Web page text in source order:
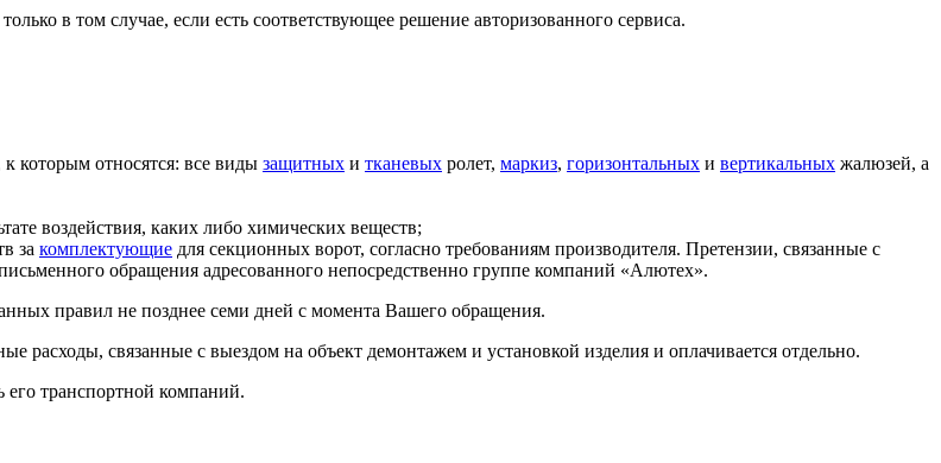
в том случае, если есть соответствующее решение авторизованного сервиса.
к которым относятся: все виды защитных и тканевых ролет, маркиз, горизонтальных и вертикальных жалюзей, а
воздействия, каких либо химических веществ;
за комплектующие для секционных ворот, согласно требованиям производителя. Претензии, связанные с
обращения адресованного непосредственно группе компаний «Алютех».
правил не позднее семи дней с момента Вашего обращения.
расходы, связанные с выездом на объект демонтажем и установкой изделия и оплачивается отдельно.
транспортной компаний.